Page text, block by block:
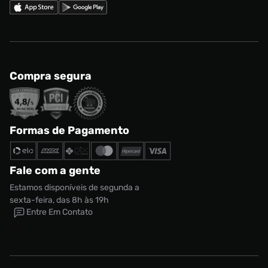
Compra segura
Formas de Pagamento
Fale com a gente
Estamos disponíveis de segunda a
sexta-feira, das 8h às 19h
Entre Em Contato